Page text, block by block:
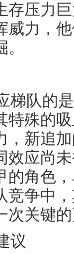
存压力
威力，
梯队的
特殊的
，新追
效应尚
的角色
竞争中
次关键
议